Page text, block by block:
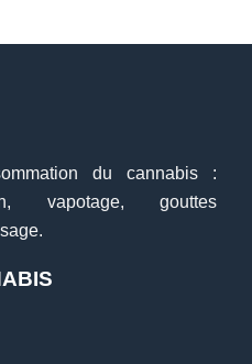
du cannabis :
vapotage, gouttes